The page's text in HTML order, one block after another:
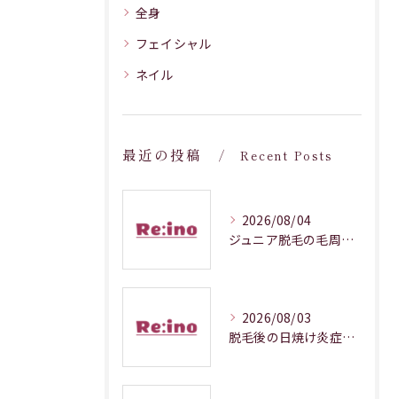
全身
フェイシャル
ネイル
最近の投稿 Recent Posts
2026/08/04
ジュニア脱毛の毛周期調整メカニズム解説
2026/08/03
脱毛後の日焼け炎症対処法徹底解説